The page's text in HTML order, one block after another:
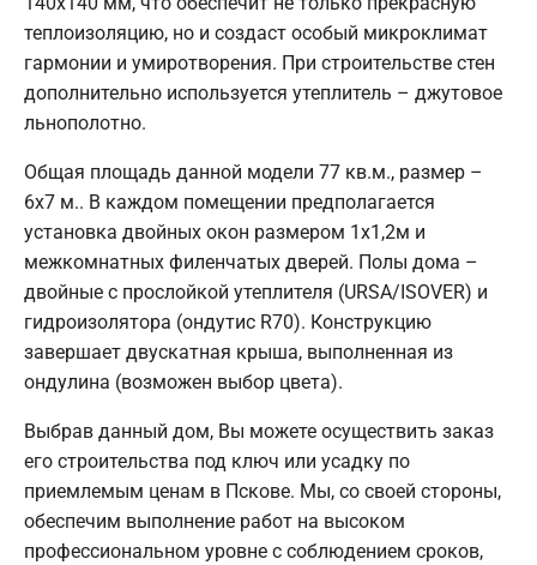
теплоизоляцию, но и создаст особый микроклимат
гармонии и умиротворения. При строительстве стен
дополнительно используется утеплитель – джутовое
льнополотно.
Общая площадь данной модели 77 кв.м., размер –
6х7 м.. В каждом помещении предполагается
установка двойных окон размером 1х1,2м и
межкомнатных филенчатых дверей. Полы дома –
двойные с прослойкой утеплителя (URSA/ISOVER) и
гидроизолятора (ондутис R70). Конструкцию
завершает двускатная крыша, выполненная из
ондулина (возможен выбор цвета).
Выбрав данный дом, Вы можете осуществить заказ
его строительства под ключ или усадку по
приемлемым ценам в Пскове. Мы, со своей стороны,
обеспечим выполнение работ на высоком
профессиональном уровне с соблюдением сроков,